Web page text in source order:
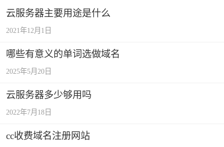
云服务器主要用途是什么
2021年12月1日
哪些有意义的单词选做域名
2025年5月20日
云服务器多少够用吗
2022年7月18日
cc收费域名注册网站